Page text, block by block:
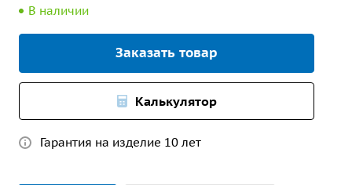
В наличии
Заказать товар
Калькулятор
Гарантия на изделие 10 лет